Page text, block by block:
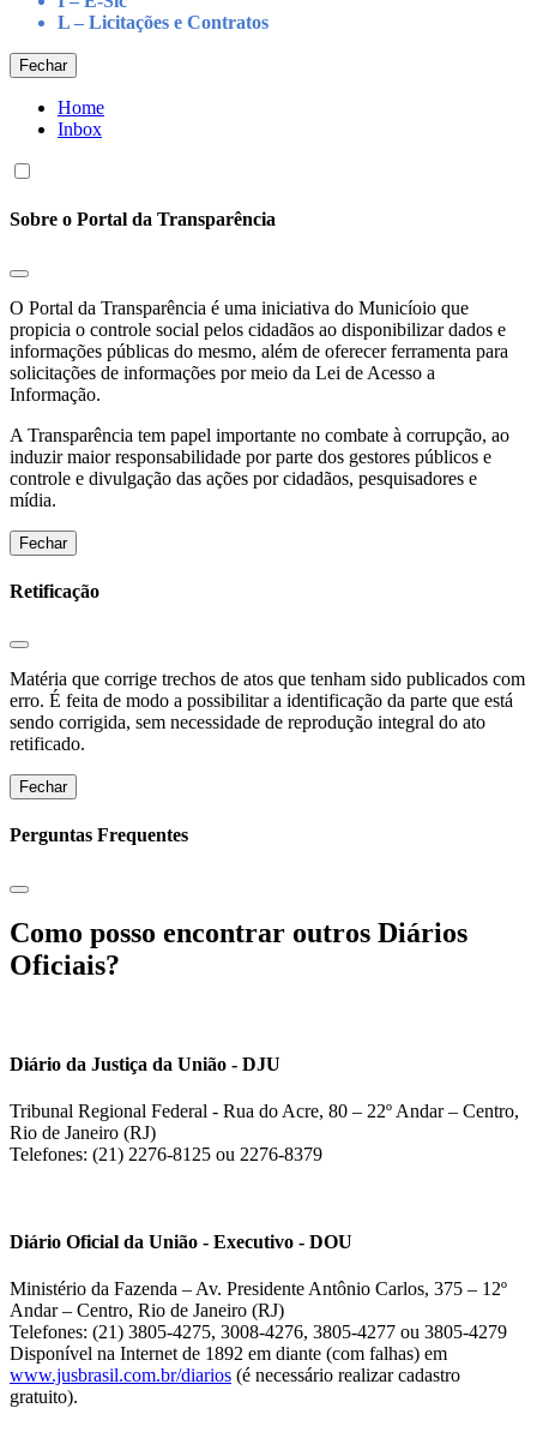
L – Licitações e Contratos
Fechar
Home
Inbox
Sobre o Portal da Transparência
O Portal da Transparência é uma iniciativa do Municíoio que
propicia o controle social pelos cidadãos ao disponibilizar dados e
informações públicas do mesmo, além de oferecer ferramenta para
solicitações de informações por meio da Lei de Acesso a
Informação.
A Transparência tem papel importante no combate à corrupção, ao
induzir maior responsabilidade por parte dos gestores públicos e
controle e divulgação das ações por cidadãos, pesquisadores e
mídia.
Fechar
Retificação
Matéria que corrige trechos de atos que tenham sido publicados com
erro. É feita de modo a possibilitar a identificação da parte que está
sendo corrigida, sem necessidade de reprodução integral do ato
retificado.
Fechar
Perguntas Frequentes
Como posso encontrar outros Diários
Oficiais?
Diário da Justiça da União - DJU
Tribunal Regional Federal - Rua do Acre, 80 – 22º Andar – Centro,
Rio de Janeiro (RJ)
Telefones: (21) 2276-8125 ou 2276-8379
Diário Oficial da União - Executivo - DOU
Ministério da Fazenda – Av. Presidente Antônio Carlos, 375 – 12º
Andar – Centro, Rio de Janeiro (RJ)
Telefones: (21) 3805-4275, 3008-4276, 3805-4277 ou 3805-4279
Disponível na Internet de 1892 em diante (com falhas) em
www.jusbrasil.com.br/diarios (é necessário realizar cadastro
gratuito).